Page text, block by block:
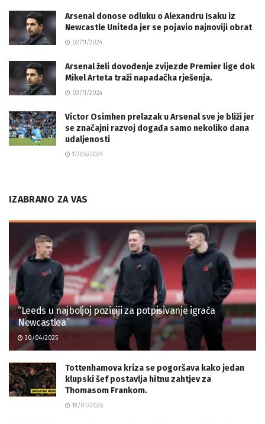
Arsenal donose odluku o Alexandru Isaku iz
Newcastle Uniteda jer se pojavio najnoviji obrat
02/11/2024
Arsenal želi dovođenje zvijezde Premier lige dok
Mikel Arteta traži napadačka rješenja.
03/11/2024
Victor Osimhen prelazak u Arsenal sve je bliži jer
se značajni razvoj događa samo nekoliko dana
udaljenosti
17/06/2024
IZABRANO ZA VAS
“Leeds u najboljoj poziciji za potpisivanje igrača
Newcastlea”
30/04/2025
Tottenhamova kriza se pogoršava kako jedan
klupski šef postavlja hitnu zahtjev za
Thomasom Frankom.
18/01/2026